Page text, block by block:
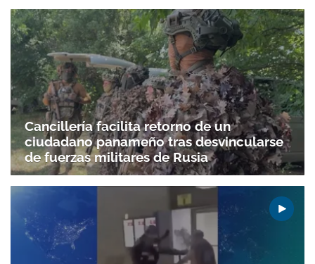
Cancillería facilita retorno de un
ciudadano panameño tras desvincularse
de fuerzas militares de Rusia